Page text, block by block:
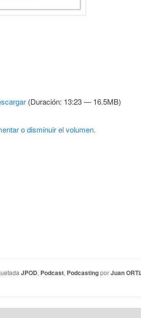
o disminuir el volumen.
(Duración: 13:23 — 16.5MB)
JPOD, Podcast, PodcastingporJuan